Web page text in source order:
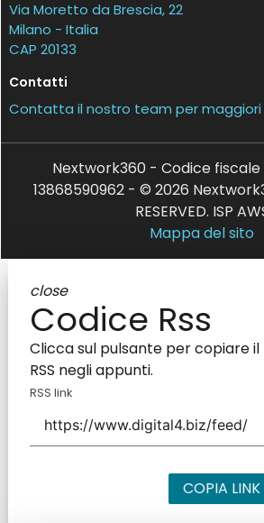
Via Moretto da Brescia, 22
Milano - Italia
CAP 20133
Contatti
Contatta il nostro team per maggiori
Nextwork360 - Codice fiscale
13868590962 - © 2026
RESERVED. ISP
Mappa del sito
close
Codice Rss
Clicca sul pulsante per copiare il
RSS negli appunti.
RSS link
COPIA LINK